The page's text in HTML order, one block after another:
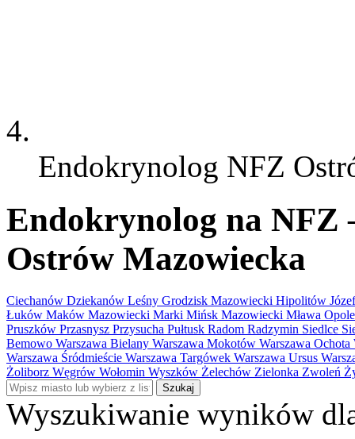
Endokrynolog NFZ
Endokrynolog na NFZ
Ostrów Mazowiecka
Ciechanów Dziekanów Leśny Grodzisk Mazowiecki Hipolitów
Łuków Maków Mazowiecki Marki Mińsk Mazowiecki Mława
Pruszków Przasnysz Przysucha Pułtusk Radom Radzymin Siedlce
Bemowo Warszawa Bielany Warszawa Mokotów Warszawa Ochota
Warszawa Śródmieście Warszawa Targówek Warszawa Ursus
Żoliborz Węgrów Wołomin Wyszków Żelechów Zielonka Zwoleń
Szukaj
Wyszukiwanie wyników